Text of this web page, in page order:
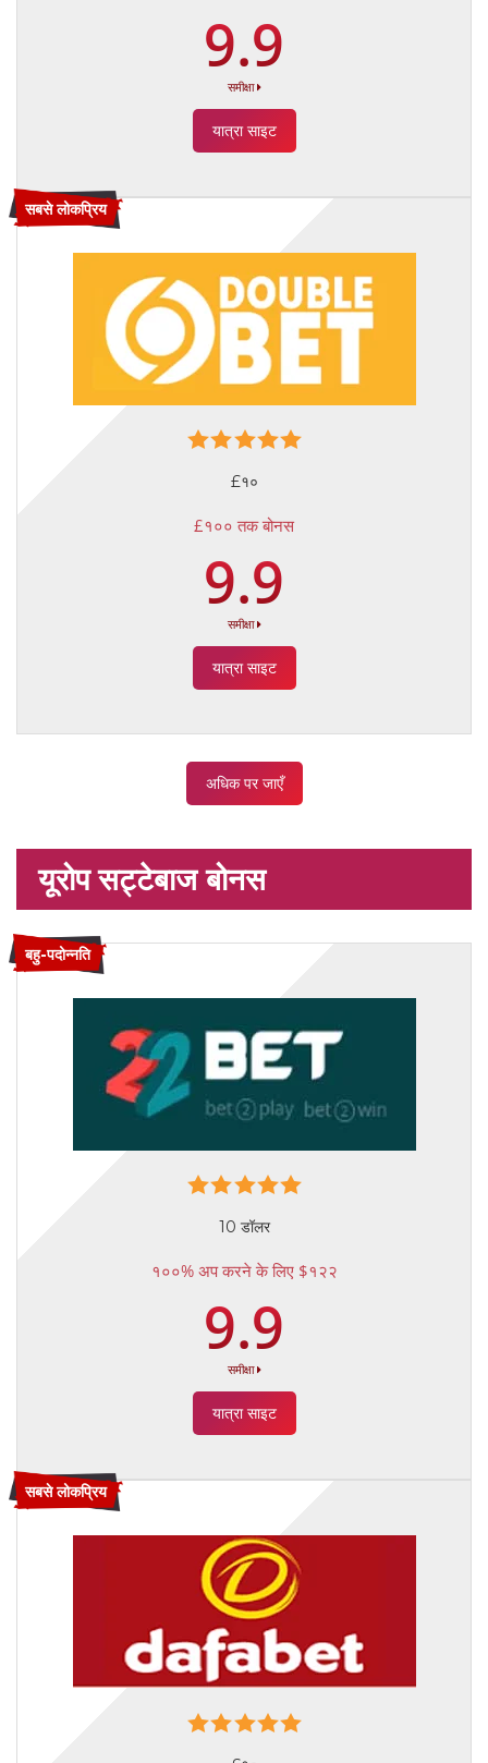
9.9
समीक्षा
यात्रा साइट
सबसे लोकप्रिय
£१०
£१०० तक बोनस
9.9
समीक्षा
यात्रा साइट
अधिक पर जाएँ
यूरोप सट्टेबाज बोनस
बहु-पदोन्नति
10 डॉलर
१००% अप करने के लिए $१२२
9.9
समीक्षा
यात्रा साइट
सबसे लोकप्रिय